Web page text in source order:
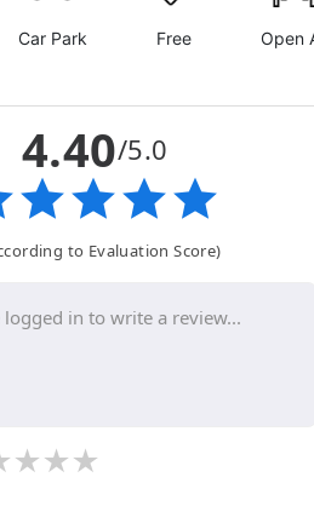
Car Park Free Open
4.40/5.0
to Evaluation Score)
3
2
1